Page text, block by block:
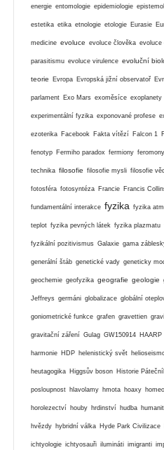
energie entomologie epidemiologie
estetika etika etnologie etologie Eurasie
medicine evoluce evoluce člověka evoluce
parasitismu evoluce virulence evoluční
teorie Evropa Evropská jižní observatoř
parlament Exo Mars exoměsíce exoplanety
experimentální fyzika exponované profese
ezoterika Facebook Fakta vítězí Falcon 1
fenotyp Fermiho paradox fermiony feromony
technika filosofie filosofie mysli filosofie
fotosféra fotosyntéza Francie Francis
fundamentální interakce fyzika fyzika
teplot fyzika pevných látek fyzika plazmatu
fyzikální pozitivismus Galaxie gama
generální štáb genetické vady geneticky
geochemie geofyzika geografie geologie
Jeffreys germáni globalizace globální
goniometrické funkce grafen gravettien
gravitační záření Gulag GW150914 HAARP
harmonie HDP helenistický svět
heutagogika Higgsův boson Historie
posloupnost hlavolamy hmota hoaxy
horolezectví houby hrdinství hudba
hvězdy hybridní válka Hyde Park Civilizace
ichtyologie ichtyosauři ilumináti imigranti